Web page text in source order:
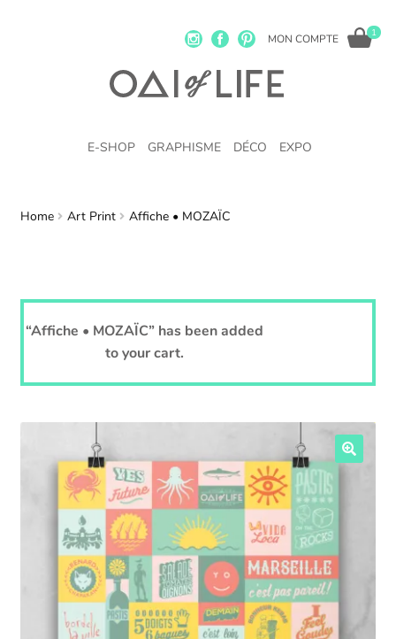
MON COMPTE 1
E-SHOP GRAPHISME DÉCO EXPO
Home Art Print Affiche • MOZAÏC
“Affiche • MOZAÏC” has been added
to your cart.